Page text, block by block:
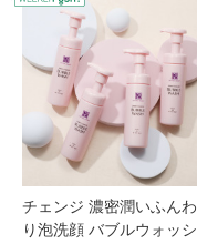
チェンジ 濃密潤いふんわ
り泡洗顔 バブルウォッシ